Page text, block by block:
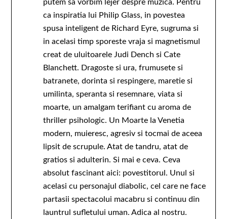
putem sa vorbim lejer despre muzica. Pentru
ca inspiratia lui Philip Glass, in povestea
spusa inteligent de Richard Eyre, sugruma si
in acelasi timp sporeste vraja si magnetismul
creat de uluitoarele Judi Dench si Cate
Blanchett. Dragoste si ura, frumusete si
batranete, dorinta si respingere, maretie si
umilinta, speranta si resemnare, viata si
moarte, un amalgam terifiant cu aroma de
thriller psihologic. Un Moarte la Venetia
modern, muieresc, agresiv si tocmai de aceea
lipsit de scrupule. Atat de tandru, atat de
gratios si adulterin. Si mai e ceva. Ceva
absolut fascinant aici: povestitorul. Unul si
acelasi cu personajul diabolic, cel care ne face
partasii spectacolui macabru si continuu din
launtrul sufletului uman. Adica al nostru.